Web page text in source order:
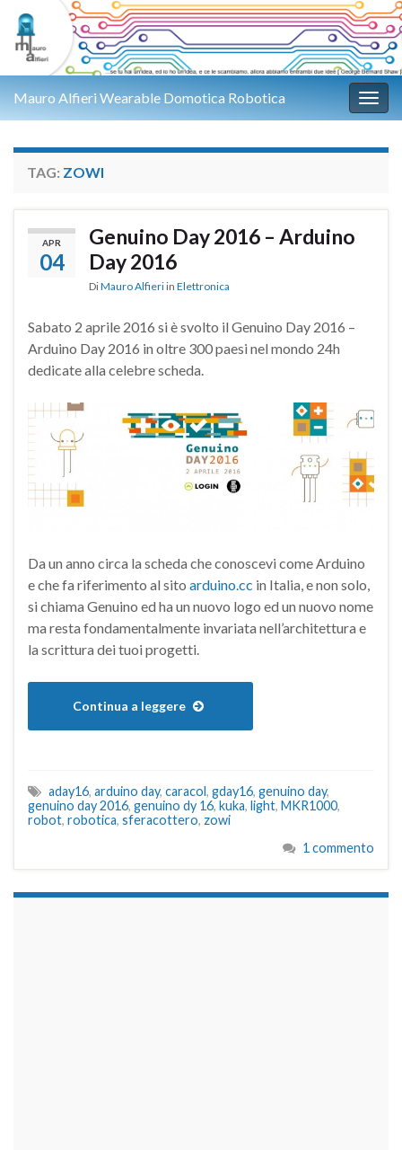
Mauro Alfieri Wearable Domotica Robotica
TAG: ZOWI
APR
04
Genuino Day 2016 – Arduino
Day 2016
DiMauro Alfieri in Elettronica
Sabato 2 aprile 2016 si è svolto il Genuino Day 2016 –
Arduino Day 2016 in oltre 300 paesi nel mondo 24h
dedicate alla celebre scheda.
Da un anno circa la scheda che conoscevi come Arduino
e che fa riferimento al sito arduino.cc in Italia, e non solo,
si chiama Genuino ed ha un nuovo logo ed un nuovo nome
ma resta fondamentalmente invariata nell’architettura e
la scrittura dei tuoi progetti.
Continua a leggere
aday16, arduino day, caracol, gday16, genuino day,
genuino day 2016, genuino dy 16, kuka, light, MKR1000,
robot, robotica, sferacottero, zowi
1 commento